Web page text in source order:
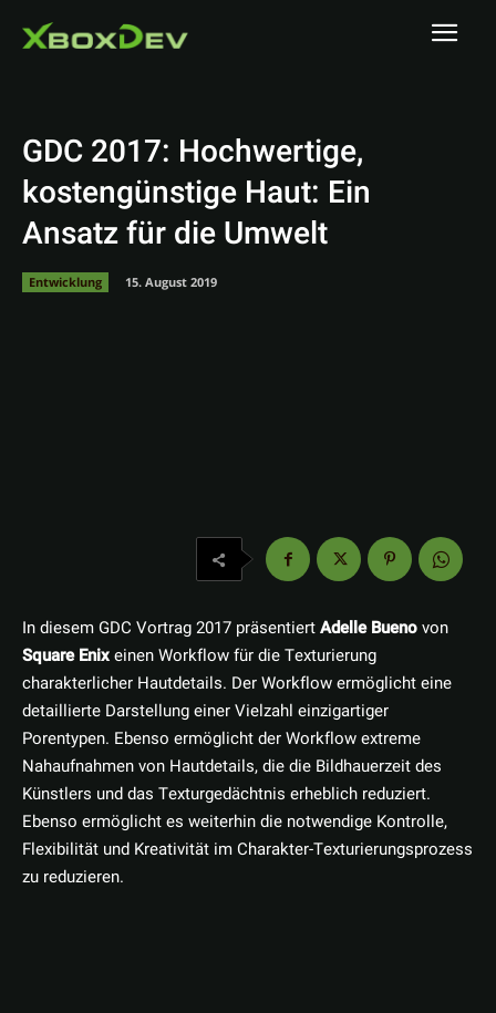
GDC 2017: Hochwertige,
kostengünstige Haut: Ein
Ansatz für die Umwelt
Entwicklung 15. August 2019
In diesem GDC Vortrag 2017 präsentiertAdelle Buenovon
Square Enixeinen Workflow für die Texturierung
charakterlicher Hautdetails. Der Workflow ermöglicht eine
detaillierte Darstellung einer Vielzahl einzigartiger
Porentypen. Ebenso ermöglicht der Workflow extreme
Nahaufnahmen von Hautdetails, die die Bildhauerzeit des
Künstlers und das Texturgedächtnis erheblich reduziert.
Ebenso ermöglicht es weiterhin die notwendige Kontrolle,
Flexibilität und Kreativität im Charakter-Texturierungsprozess
zu reduzieren.